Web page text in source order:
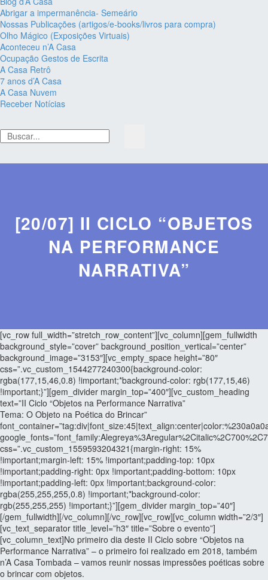
Abrigar a impermanência- Semeário
Nossas Publicações (artigos/e-books/livros para compra)
Olho Mágico (Exposições Virtuais)
Aconteceu n’A Casa
Ocupação Gestos de Escrita
A Casa Retrô
7 anos d’A Casa
A Casa Nuvem
Receber Notícias
[20/07] II CICLO “OBJETOS
NA PERFORMANCE
NARRATIVA”
[vc_row full_width=”stretch_row_content”][vc_column][gem_fullwidth
background_style=”cover” background_position_vertical=”center”
background_image=”3153″][vc_empty_space height=”80″
css=”.vc_custom_1544277240300{background-color:
rgba(177,15,46,0.8) !important;*background-color: rgb(177,15,46)
!important;}”][gem_divider margin_top=”400″][vc_custom_heading
text=”II Ciclo “Objetos na Performance Narrativa”
Tema: O Objeto na Poética do Brincar”
css=”.vc_custom_1559593204321{margin-right: 15%
!important;margin-left: 15% !important;padding-top: 10px
!important;padding-right: 0px !important;padding-bottom: 10px
!important;padding-left: 0px !important;background-color:
rgba(255,255,255,0.8) !important;*background-color:
rgb(255,255,255) !important;}”][gem_divider margin_top=”40″]
[/gem_fullwidth][/vc_column][/vc_row][vc_row][vc_column width=”2/3″]
[vc_text_separator title_level=”h3″ title=”Sobre o evento”]
[vc_column_text]No primeiro dia deste II Ciclo sobre “Objetos na
Performance Narrativa” – o primeiro foi realizado em 2018, também
n’A Casa Tombada – vamos reunir nossas impressões poéticas sobre
o brincar com objetos.